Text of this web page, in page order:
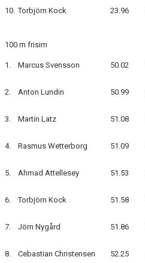
10. Torbjörn Kock 23.96
100 m frisim
1. Marcus Svensson 50.02
2. Anton Lundin 50.99
3. Martin Latz 51.08
4. Rasmus Wetterborg 51.09
5. Ahmad Attellesey 51.53
6. Torbjörn Kock 51.58
7. Jörn Nygård 51.86
8. Cebastian Christensen 52.25